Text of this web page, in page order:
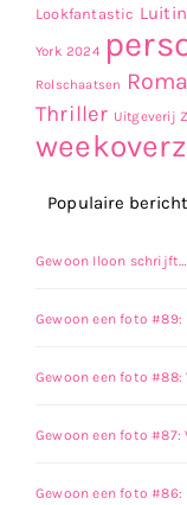
Lookfantastic
York 2024
Rolschaatsen
Thriller Uitgeverij
Populaire
Gewoon Iloon
Gewoon een foto #89:
Gewoon een foto #88:
Gewoon een foto
Gewoon een foto #86: